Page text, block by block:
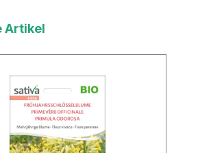
überspringen
Artikel